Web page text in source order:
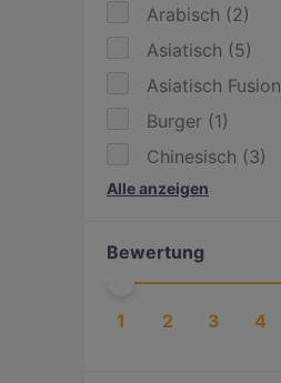
Arabisch (2)
Asiatisch (5)
Asiatisch Fusion
Burger (1)
Chinesisch (3)
Dim Sum
Europäisch
International
(2
Alle anzeigen
Bewertung
1 2 3 4